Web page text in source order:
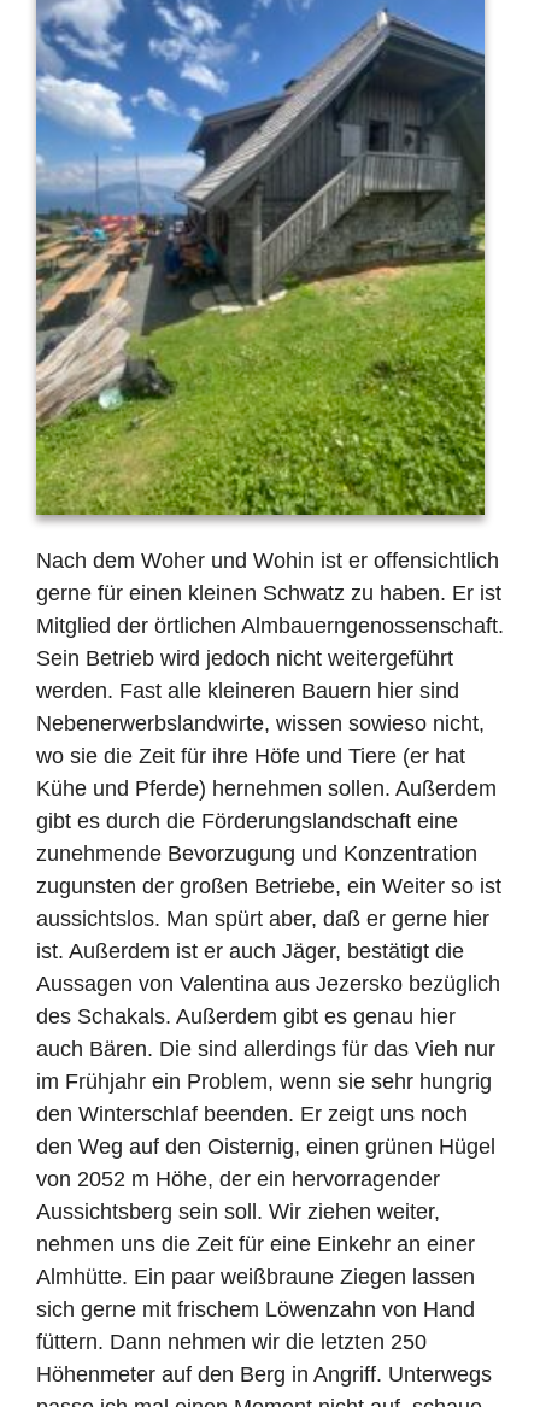
Nach dem Woher und Wohin ist er offensichtlich
gerne für einen kleinen Schwatz zu haben. Er ist
Mitglied der örtlichen Almbauerngenossenschaft.
Sein Betrieb wird jedoch nicht weitergeführt
werden. Fast alle kleineren Bauern hier sind
Nebenerwerbslandwirte, wissen sowieso nicht,
wo sie die Zeit für ihre Höfe und Tiere (er hat
Kühe und Pferde) hernehmen sollen. Außerdem
gibt es durch die Förderungslandschaft eine
zunehmende Bevorzugung und Konzentration
zugunsten der großen Betriebe, ein Weiter so ist
aussichtslos. Man spürt aber, daß er gerne hier
ist. Außerdem ist er auch Jäger, bestätigt die
Aussagen von Valentina aus Jezersko bezüglich
des Schakals. Außerdem gibt es genau hier
auch Bären. Die sind allerdings für das Vieh nur
im Frühjahr ein Problem, wenn sie sehr hungrig
den Winterschlaf beenden. Er zeigt uns noch
den Weg auf den Oisternig, einen grünen Hügel
von 2052 m Höhe, der ein hervorragender
Aussichtsberg sein soll. Wir ziehen weiter,
nehmen uns die Zeit für eine Einkehr an einer
Almhütte. Ein paar weißbraune Ziegen lassen
sich gerne mit frischem Löwenzahn von Hand
füttern. Dann nehmen wir die letzten 250
Höhenmeter auf den Berg in Angriff. Unterwegs